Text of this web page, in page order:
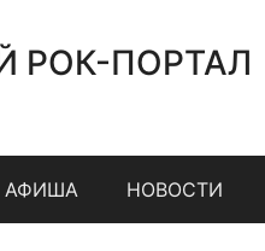
РОК-ПОРТАЛ
АФИША НОВОСТИ